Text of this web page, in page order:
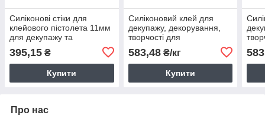
Силіконові стіки для
клейового пістолета 11мм
для декупажу та
картону, тканини, дерева
395,15 ₴
Купити
Силіконовий клей для
декупажу, декорування,
творчості для
583,48₴/кг
Купити
Про нас